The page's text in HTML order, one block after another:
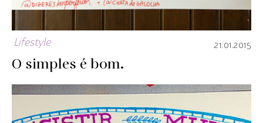
Lifestyle 21.01.2015
O simples é bom.